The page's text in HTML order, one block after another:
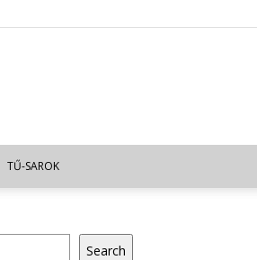
TŰ-SAROK
Search